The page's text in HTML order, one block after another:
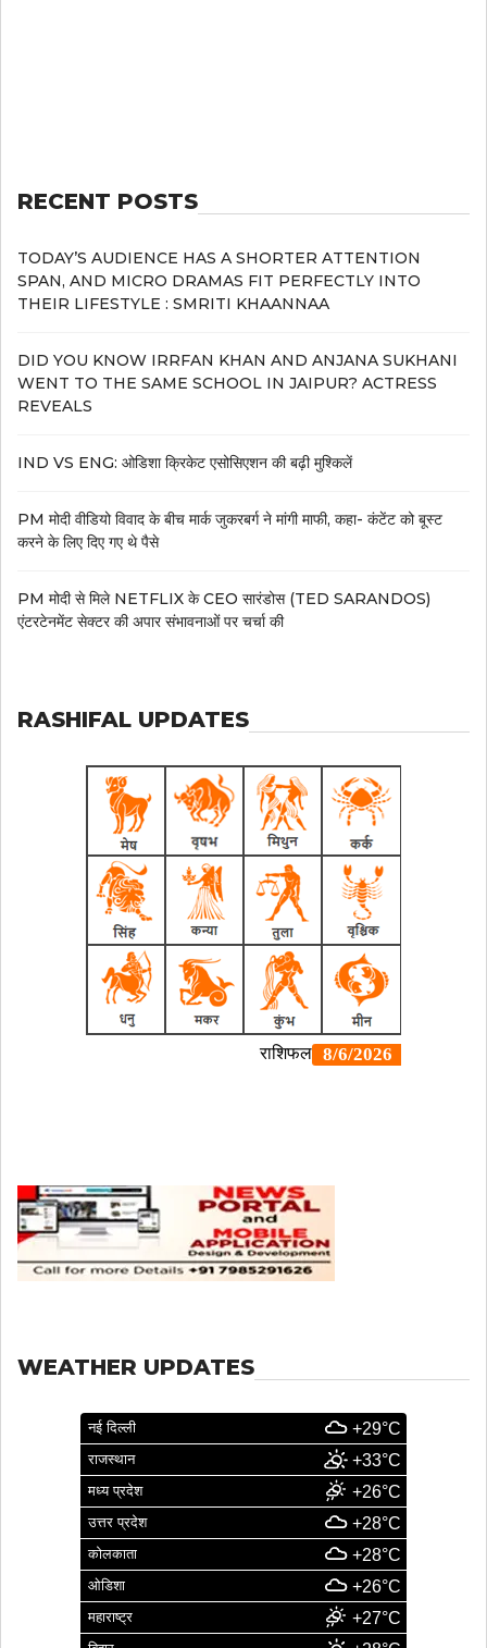
RECENT POSTS
TODAY’S AUDIENCE HAS A SHORTER ATTENTION
SPAN, AND MICRO DRAMAS FIT PERFECTLY INTO
THEIR LIFESTYLE : SMRITI KHAANNAA
DID YOU KNOW IRRFAN KHAN AND ANJANA SUKHANI
WENT TO THE SAME SCHOOL IN JAIPUR? ACTRESS
REVEALS
IND VS ENG: ओडिशा क्रिकेट एसोसिएशन की बढ़ी मुश्किलें
PM मोदी वीडियो विवाद के बीच मार्क जुकरबर्ग ने मांगी माफी, कहा- कंटेंट को बूस्ट
करने के लिए दिए गए थे पैसे
PM मोदी से मिले NETFLIX के CEO सारंडोस (TED SARANDOS)
एंटरटेनमेंट सेक्टर की अपार संभावनाओं पर चर्चा की
RASHIFAL UPDATES
WEATHER UPDATES
नई दिल्ली +29°C
राजस्थान +33°C
मध्य प्रदेश +26°C
उत्तर प्रदेश +28°C
कोलकाता +28°C
ओडिशा +26°C
महाराष्ट्र +27°C